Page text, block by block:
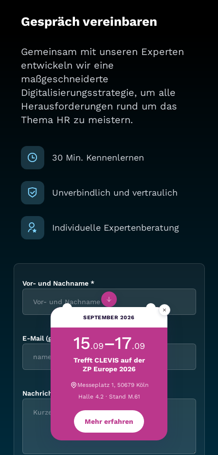
Gespräch vereinbaren
Gemeinsam mit unseren Experten
entwickeln wir eine
maßgeschneiderte
Digitalisierungsstrategie, um alle
Herausforderungen rund um das
Thema HR zu meistern.
30 Min. Kennenlernen
Unverbindlich und vertraulich
Individuelle Expertenberatung
Vor- und Nachname *
E-Mail (geschäftlich)
Nachricht
×
SEPTEMBER 2026
15.09–17.09
Trefft CLEVIS auf der
ZP Europe 2026
Messeplatz 1, 50679 Köln
Halle 4.2 · Stand M.61
Mehr erfahren